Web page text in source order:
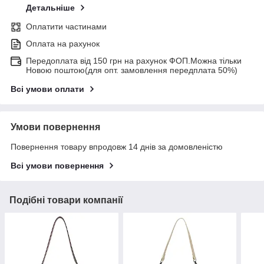
Детальніше
Оплатити частинами
Оплата на рахунок
Передоплата від 150 грн на рахунок ФОП.Можна тільки
Новою поштою(для опт. замовлення передплата 50%)
Всі умови оплати
Умови повернення
Повернення товару впродовж 14 днів за домовленістю
Всі умови повернення
Подібні товари компанії